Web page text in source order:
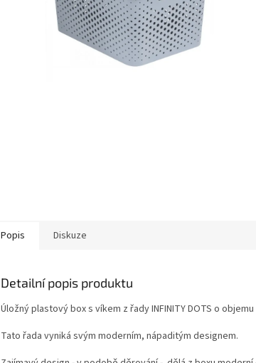
Popis Diskuze
Detailní popis produktu
Úložný plastový box s víkem z řady INFINITY DOTS o objemu
Tato řada vyniká svým moderním, nápaditým designem.